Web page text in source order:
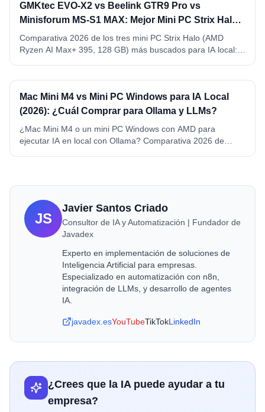
GMKtec EVO-X2 vs Beelink GTR9 Pro vs
Minisforum MS-S1 MAX: Mejor Mini PC Strix Halo
para IA Local (2026)
Comparativa 2026 de los tres mini PC Strix Halo (AMD
Ryzen AI Max+ 395, 128 GB) más buscados para IA local:
Mac Mini M4 vs Mini PC Windows para IA Local
(2026): ¿Cuál Comprar para Ollama y LLMs?
¿Mac Mini M4 o un mini PC Windows con AMD para
ejecutar IA en local con Ollama? Comparativa 2026 de
JS
Javier Santos Criado
Consultor de IA y Automatización | Fundador de
Javadex
Experto en implementación de soluciones de
Inteligencia Artificial para empresas.
Especializado en automatización con n8n,
integración de LLMs, y desarrollo de agentes
IA.
javadex.esYouTubeTikTokLinkedIn
¿Crees que la IA puede ayudar a tu
empresa?